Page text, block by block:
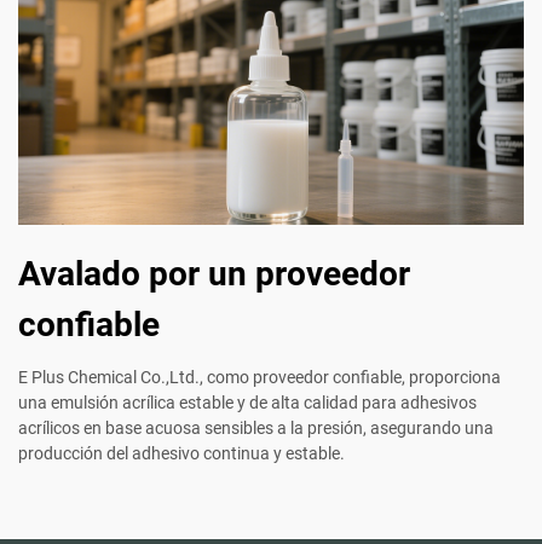
Avalado por un proveedor
confiable
E Plus Chemical Co.,Ltd., como proveedor confiable, proporciona
una emulsión acrílica estable y de alta calidad para adhesivos
acrílicos en base acuosa sensibles a la presión, asegurando una
producción del adhesivo continua y estable.